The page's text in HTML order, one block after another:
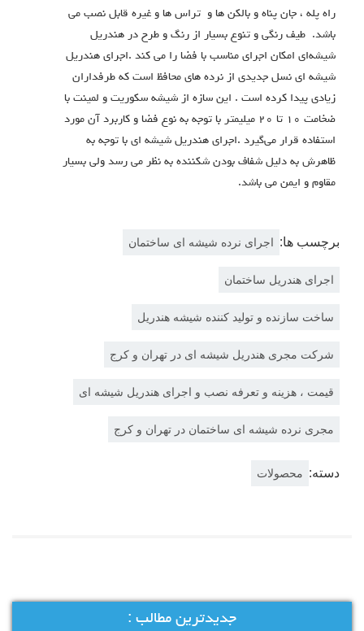
راه پله ، جان پناه و بالکن ها و تراس ها و غیره قابل نصب می
باشد. طیف رنگی و تنوع بسیار از رنگ و طرح در هندریل
شیشه‌ای امکان اجرای مناسب با فضا را می کند .اجرای هندریل
شیشه ای نسل جدیدی از نرده های محافظ است که طرفداران
زیادی پیدا کرده است . این سازه از شیشه سکوریت و لمینت با
ضخامت ۱۰ تا ۲۰ میلیمتر با توجه به نوع فضا و کاربرد آن مورد
استفاده قرار می‌گیرد .اجرای هندریل شیشه ای با توجه به
ظاهرش به دلیل شفاف بودن شکننده به نظر می رسد ولی بسیار
مقاوم و ایمن می باشد.
برچسب ها: اجرای نرده شیشه ای ساختمان
اجرای هندریل ساختمان
ساخت سازنده و تولید کننده شیشه هندریل
شرکت مجری هندریل شیشه ای در تهران و کرج
قیمت ، هزینه و تعرفه نصب و اجرای هندریل شیشه ای
مجری نرده شیشه ای ساختمان در تهران و کرج
دسته: محصولات
جدیدترین مطالب :